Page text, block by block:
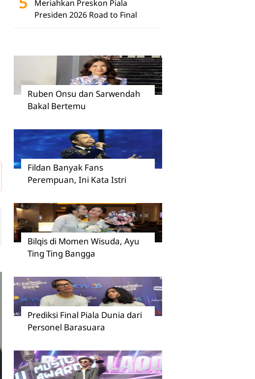
Meriahkan Preskon Piala
Presiden 2026 Road to Final
Ruben Onsu dan Sarwendah
Bakal Bertemu
Fildan Banyak Fans
Perempuan, Ini Kata Istri
Bilqis di Momen Wisuda, Ayu
Ting Ting Bangga
Prediksi Final Piala Dunia dari
Personel Barasuara